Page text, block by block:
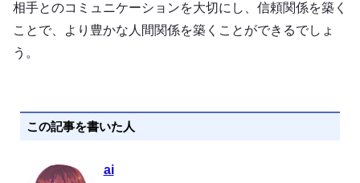
相手とのコミュニケーションを大切にし、信頼関係を築く
ことで、より豊かな人間関係を築くことができるでしょ
う。
この記事を書いた人
ai